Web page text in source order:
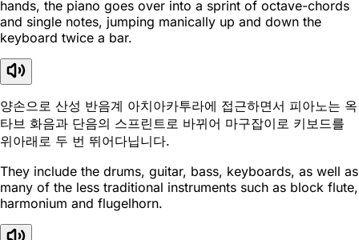
hands, the piano goes over into a sprint of octave-chords
and single notes, jumping manically up and down the
keyboard twice a bar.
양손으로 산성 반음계 아치아카투라에 접근하면서 피아노는 옥
타브 화음과 단음의 스프린트로 바뀌어 마구잡이로 키보드를
위아래로 두 번 뛰어다닙니다.
They include the drums, guitar, bass, keyboards, as well as
many of the less traditional instruments such as block flute,
harmonium and flugelhorn.